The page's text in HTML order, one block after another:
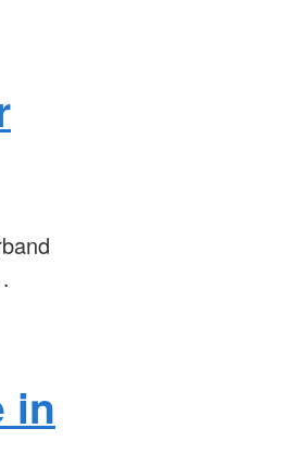
in